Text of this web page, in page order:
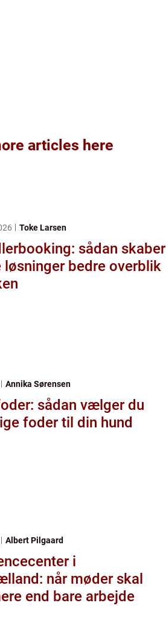
articles here
Toke Larsen
sådan skaber
løsninger bedre overblik
Annika Sørensen
sådan vælger du
foder til din hund
Albert Pilgaard
i
når møder skal
end bare arbejde